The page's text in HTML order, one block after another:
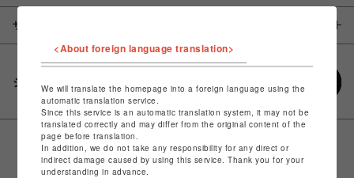
サイズ
シェアする
<About foreign language translation>
We will translate the homepage into a foreign language using the
automatic translation service.
Since this service is an automatic translation system, it may not be
translated correctly and may differ from the original content of the
page before translation.
In addition, we do not take any responsibility for any direct or
indirect damage caused by using this service. Thank you for your
understanding in advance.